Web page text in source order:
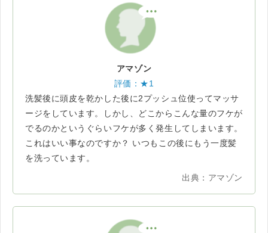
アマゾン
評価：★1
洗髪後に頭皮を乾かした後に2プッシュ位使ってマッサ
ージをしています。しかし、どこからこんな量のフケが
でるのかというぐらいフケが多く発生してしまいます。
これはいい事なのですか？ いつもこの後にもう一度髪
を洗っています。
出典：アマゾン